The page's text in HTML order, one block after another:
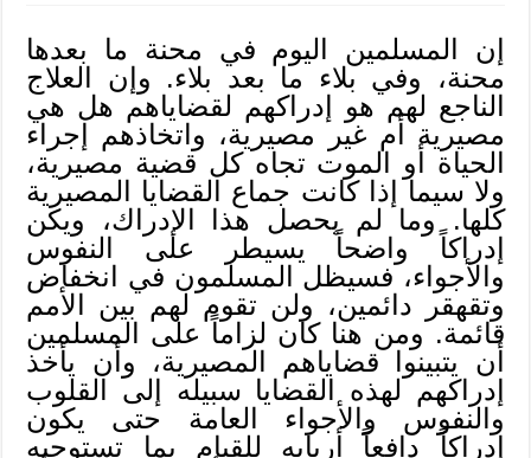
إن المسلمين اليوم في محنة ما بعدها
محنة، وفي بلاء ما بعد بلاء. وإن العلاج
الناجع لهم هو إدراكهم لقضاياهم هل هي
مصيرية أم غير مصيرية، واتخاذهم إجراء
الحياة أو الموت تجاه كل قضية مصيرية،
ولا سيما إذا كانت جماع القضايا المصيرية
كلها. وما لم يحصل هذا الإدراك، ويكن
إدراكاً واضحاً يسيطر على النفوس
والأجواء، فسيظل المسلمون في انخفاض
وتقهقر دائمين، ولن تقوم لهم بين الأمم
قائمة. ومن هنا كان لزاماً على المسلمين
أن يتبينوا قضاياهم المصيرية، وأن يأخذ
إدراكهم لهذه القضايا سبيله إلى القلوب
والنفوس والأجواء العامة حتى يكون
إدراكاً دافعاً أربابه للقيام بما تستوجبه